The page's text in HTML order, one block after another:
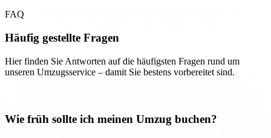
FAQ
Häufig gestellte Fragen
Hier finden Sie Antworten auf die häufigsten Fragen rund um
unseren Umzugsservice – damit Sie bestens vorbereitet sind.
Wie früh sollte ich meinen Umzug buchen?